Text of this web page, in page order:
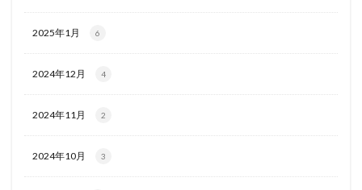
2025年1月 6
2024年12月 4
2024年11月 2
2024年10月 3